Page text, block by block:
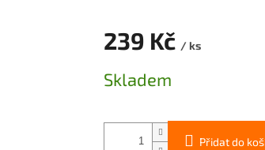
239 Kč / ks
cena:
Skladem
Přidat do